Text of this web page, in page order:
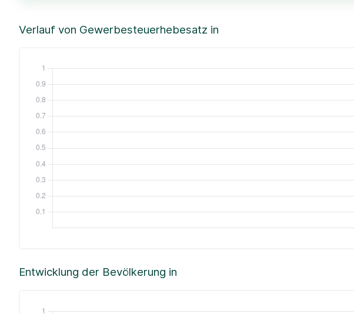
Verlauf von Gewerbesteuerhebesatz in
Entwicklung der Bevölkerung in